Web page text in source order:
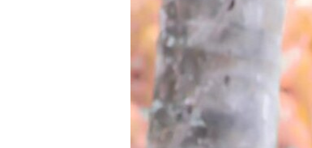
LA REALIDAD DE LA VIVIENDA EN